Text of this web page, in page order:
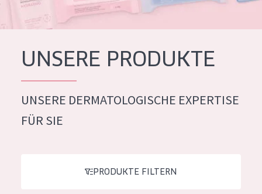
PRODUKTTYP
Feuchtigkeit und Ausstrahlung
Hautregeneration
ALLE PRODUKTE
Über uns
Inspiration
Kontakt
French
UNSERE PRODUKTE
UNSERE DERMATOLOGISCHE EXPERTISE
FÜR SIE
PRODUKTE FILTERN